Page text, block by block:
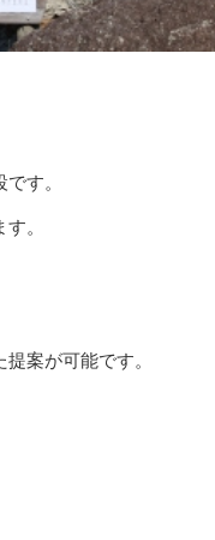
す。
。
案が可能です。